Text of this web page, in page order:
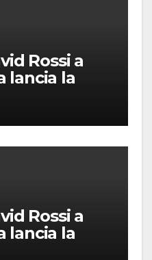
Rossi a
lancia la
Rossi a
lancia la